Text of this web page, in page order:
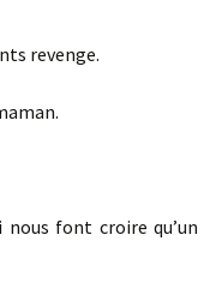
revenge.
nous font croire qu’un